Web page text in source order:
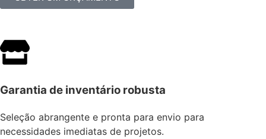
Garantia de inventário robusta
Seleção abrangente e pronta para envio para
necessidades imediatas de projetos.